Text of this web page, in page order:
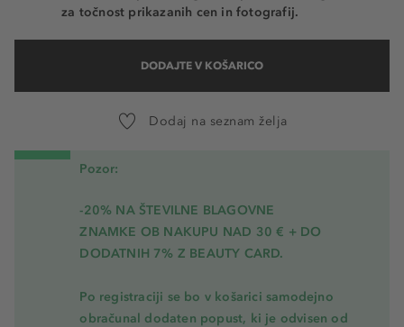
za točnost prikazanih cen in fotografij.
DODAJTE V KOŠARICO
Dodaj na seznam želja
Pozor:
-20% NA ŠTEVILNE BLAGOVNE
ZNAMKE OB NAKUPU NAD 30 € + DO
DODATNIH 7% Z BEAUTY CARD.
Po registraciji se bo v košarici samodejno
obračunal dodaten popust, ki je odvisen od